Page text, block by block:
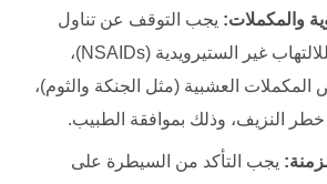
والمكملات: يجب التوقف عن تناول
الأدوية المضادة للالتهاب غير الستيرويدية (NSAIDs)،
المكملات العشبية (مثل الجنكة والثوم)،
خطر النزيف، وذلك بموافقة الطبيب.
يجب التأكد من السيطرة على